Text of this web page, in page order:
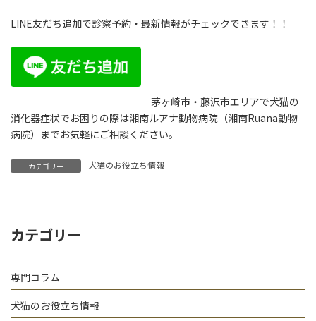
LINE友だち追加で診察予約・最新情報がチェックできます！！
茅ヶ崎市・藤沢市エリアで犬猫の
消化器症状でお困りの際は湘南ルアナ動物病院（湘南Ruana動物
病院）までお気軽にご相談ください。
カテゴリー 犬猫のお役立ち情報
カテゴリー
専門コラム
犬猫のお役立ち情報